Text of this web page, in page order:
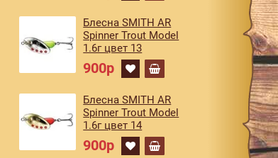
Блесна SMITH AR
Spinner Trout Model
1.6г цвет 13
900р
Блесна SMITH AR
Spinner Trout Model
1.6г цвет 14
900р